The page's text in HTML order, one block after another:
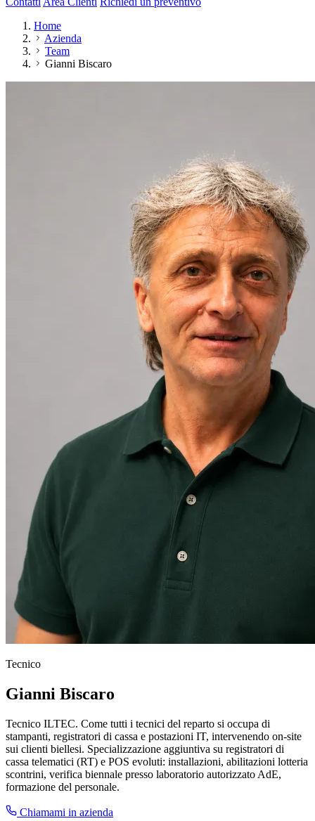
Home
Azienda
Team
Gianni Biscaro
Tecnico
Gianni Biscaro
Tecnico ILTEC. Come tutti i tecnici del reparto si occupa di
stampanti, registratori di cassa e postazioni IT, intervenendo on-site
sui clienti biellesi. Specializzazione aggiuntiva su registratori di
cassa telematici (RT) e POS evoluti: installazioni, abilitazioni lotteria
scontrini, verifica biennale presso laboratorio autorizzato AdE,
formazione del personale.
Chiamami in azienda